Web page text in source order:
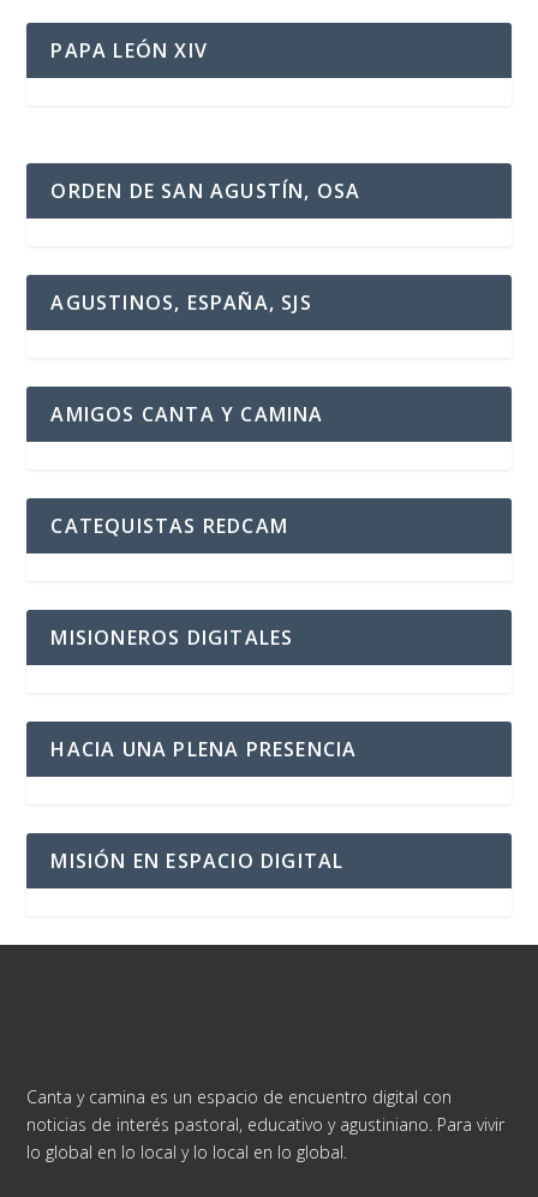
PAPA LEÓN XIV
ORDEN DE SAN AGUSTÍN, OSA
AGUSTINOS, ESPAÑA, SJS
AMIGOS CANTA Y CAMINA
CATEQUISTAS REDCAM
MISIONEROS DIGITALES
HACIA UNA PLENA PRESENCIA
MISIÓN EN ESPACIO DIGITAL
Canta y camina es un espacio de encuentro digital con
noticias de interés pastoral, educativo y agustiniano. Para vivir
lo global en lo local y lo local en lo global.